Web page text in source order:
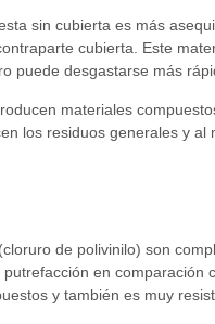
sin cubierta es más
cubierta. Este
puede desgastarse más
materiales
los residuos generales y
de polivinilo) son
en
y también es muy